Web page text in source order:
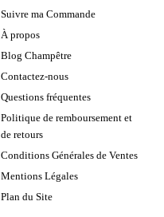
Suivre ma Commande
À propos
Blog Champêtre
Contactez-nous
Questions fréquentes
Politique de remboursement et
de retours
Conditions Générales de Ventes
Mentions Légales
Plan du Site